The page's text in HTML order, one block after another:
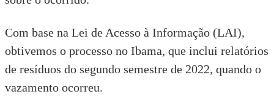
Com base na Lei de Acesso à Informação (LAI),
obtivemos o processo no Ibama, que inclui relatórios
de resíduos do segundo semestre de 2022, quando o
vazamento ocorreu.